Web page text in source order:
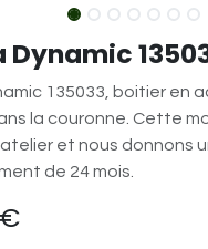
Dynamic
135033, boitier en
la couronne. Cette
et nous donnons
de 24 mois.
€